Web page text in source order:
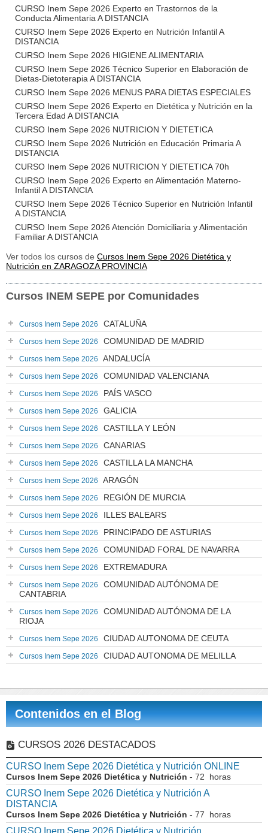
CURSO Inem Sepe 2026 Experto en Trastornos de la
Conducta Alimentaria A DISTANCIA
CURSO Inem Sepe 2026 Experto en Nutrición Infantil A
DISTANCIA
CURSO Inem Sepe 2026 HIGIENE ALIMENTARIA
CURSO Inem Sepe 2026 Técnico Superior en Elaboración de
Dietas-Dietoterapia A DISTANCIA
CURSO Inem Sepe 2026 MENUS PARA DIETAS ESPECIALES
CURSO Inem Sepe 2026 Experto en Dietética y Nutrición en la
Tercera Edad A DISTANCIA
CURSO Inem Sepe 2026 NUTRICION Y DIETETICA
CURSO Inem Sepe 2026 Nutrición en Educación Primaria A
DISTANCIA
CURSO Inem Sepe 2026 NUTRICION Y DIETETICA 70h
CURSO Inem Sepe 2026 Experto en Alimentación Materno-
Infantil A DISTANCIA
CURSO Inem Sepe 2026 Técnico Superior en Nutrición Infantil
A DISTANCIA
CURSO Inem Sepe 2026 Atención Domiciliaria y Alimentación
Familiar A DISTANCIA
Ver todos los cursos de Cursos Inem Sepe 2026 Dietética y
Nutrición en ZARAGOZA PROVINCIA
Cursos INEM SEPE por Comunidades
Cursos Inem Sepe 2026 CATALUÑA
Cursos Inem Sepe 2026 COMUNIDAD DE MADRID
Cursos Inem Sepe 2026 ANDALUCÍA
Cursos Inem Sepe 2026 COMUNIDAD VALENCIANA
Cursos Inem Sepe 2026 PAÍS VASCO
Cursos Inem Sepe 2026 GALICIA
Cursos Inem Sepe 2026 CASTILLA Y LEÓN
Cursos Inem Sepe 2026 CANARIAS
Cursos Inem Sepe 2026 CASTILLA LA MANCHA
Cursos Inem Sepe 2026 ARAGÓN
Cursos Inem Sepe 2026 REGIÓN DE MURCIA
Cursos Inem Sepe 2026 ILLES BALEARS
Cursos Inem Sepe 2026 PRINCIPADO DE ASTURIAS
Cursos Inem Sepe 2026 COMUNIDAD FORAL DE NAVARRA
Cursos Inem Sepe 2026 EXTREMADURA
Cursos Inem Sepe 2026
COMUNIDAD AUTÓNOMA DE
CANTABRIA
Cursos Inem Sepe 2026
COMUNIDAD AUTÓNOMA DE LA
RIOJA
Cursos Inem Sepe 2026 CIUDAD AUTONOMA DE CEUTA
Cursos Inem Sepe 2026 CIUDAD AUTONOMA DE MELILLA
Contenidos en el Blog
CURSOS 2026 DESTACADOS
CURSO Inem Sepe 2026 Dietética y Nutrición ONLINE
Cursos Inem Sepe 2026 Dietética y Nutrición - 72 horas
CURSO Inem Sepe 2026 Dietética y Nutrición A
DISTANCIA
Cursos Inem Sepe 2026 Dietética y Nutrición - 77 horas
CURSO Inem Sepe 2026 Dietética y Nutrición